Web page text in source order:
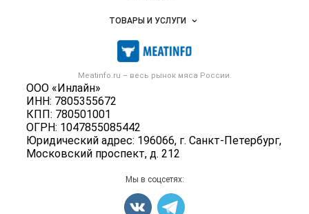
Meatinfo.ru – весь рынок мяса России.
ООО «Инлайн»
ИНН: 7805355672
КПП: 780501001
ОГРН: 1047855085442
Юридический адрес: 196066, г. Санкт-Петербург,
Московский проспект, д. 212
Размещение рекламы
Публичная оферта
Контактная информация
Политика обработки персональных данных
Объявления
Новости рынка
Мониторинг
Вакансии
ТОВАРЫ И УСЛУГИ
Мясо, мясопродукты
Скот в живом весе
Колбасы, сосиски, деликатесы
Мясные полуфабрикаты
Мясные снеки
Яйца
Карта объявлений
Мы в соцсетях: